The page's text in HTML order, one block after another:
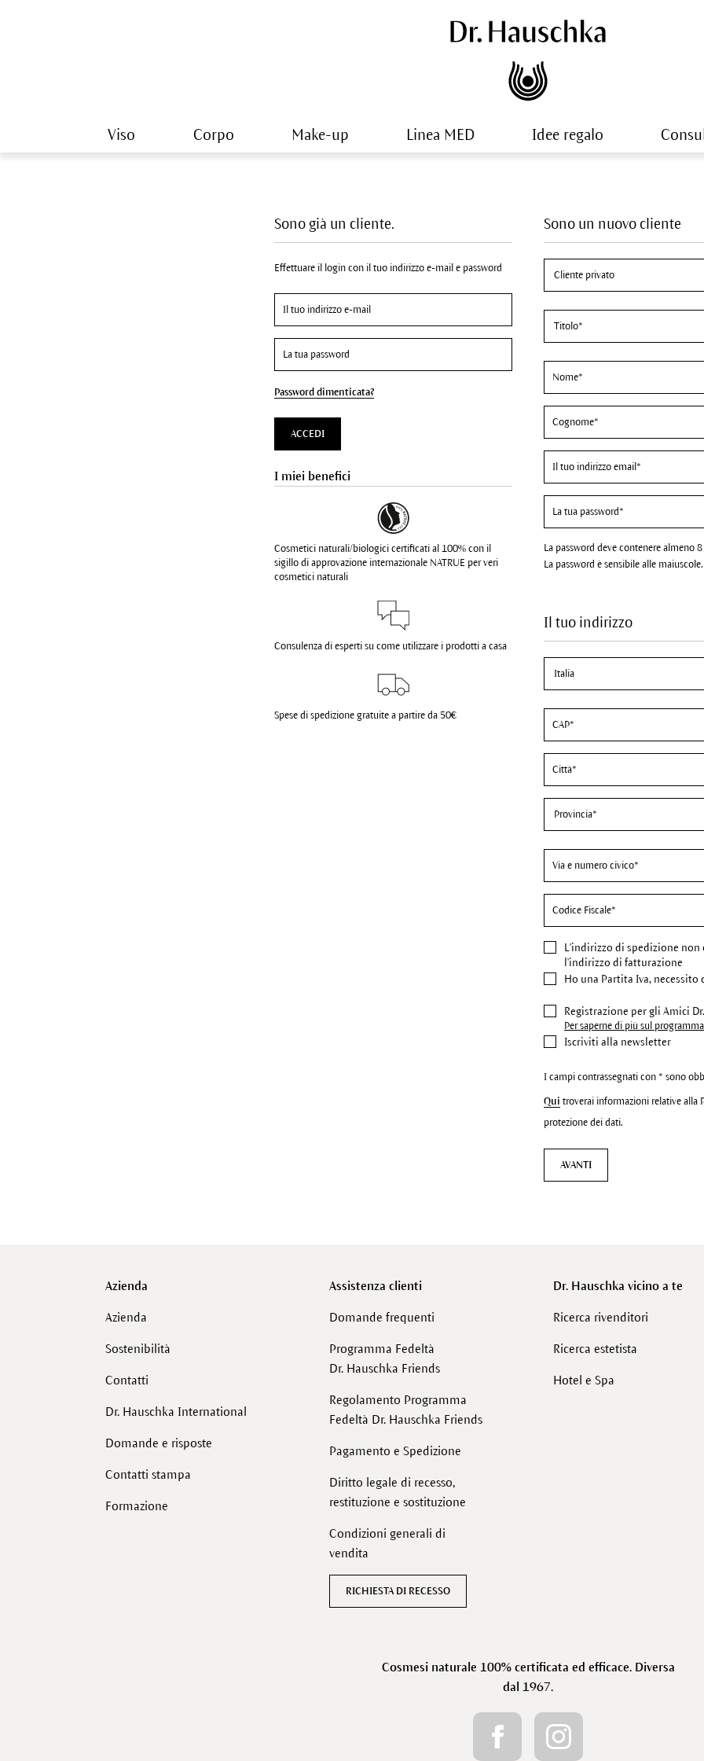
Viso Corpo Make-up Linea MED Idee regalo
Sono un nuovo cliente
La password deve contenere almeno
La password è sensibile alle maiuscole.
Il tuo indirizzo
L'indirizzo di spedizione non
l'indirizzo di fatturazione
Ho una Partita Iva, necessito
Registrazione per gli Amici
Per saperne di più sul
Iscriviti alla newsletter
I campi contrassegnati con * sono
Qui troverai informazioni relative alla
protezione dei dati.
AVANTI
Sono già un cliente.
Effettuare il login con il tuo indirizzo e-mail e password
Password dimenticata?
ACCEDI
I miei benefici
Cosmetici naturali/biologici certificati al 100% con il
sigillo di approvazione internazionale NATRUE per veri
cosmetici naturali
Consulenza di esperti su come utilizzare i prodotti a casa
Spese di spedizione gratuite a partire da 50€
Azienda
Azienda
Sostenibilità
Contatti
Dr. Hauschka International
Domande e risposte
Contatti stampa
Formazione
Assistenza clienti
Domande frequenti
Programma Fedeltà
Dr. Hauschka Friends
Regolamento Programma
Fedeltà Dr. Hauschka Friends
Pagamento e Spedizione
Diritto legale di recesso,
restituzione e sostituzione
Condizioni generali di
vendita
RICHIESTA DI RECESSO
Dr. Hauschka vicino a te
Ricerca rivenditori
Ricerca estetista
Hotel e Spa
Cosmesi naturale 100% certificata ed efficace. Diversa
dal 1967.